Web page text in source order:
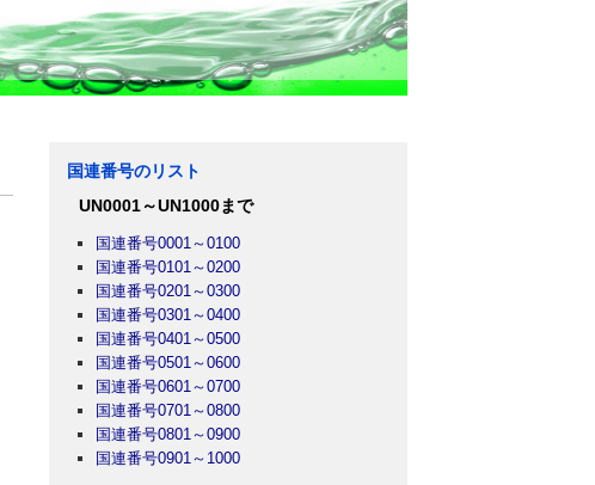
国連番号のリスト
UN0001～UN1000まで
国連番号0001～0100
国連番号0101～0200
国連番号0201～0300
国連番号0301～0400
国連番号0401～0500
国連番号0501～0600
国連番号0601～0700
国連番号0701～0800
国連番号0801～0900
国連番号0901～1000